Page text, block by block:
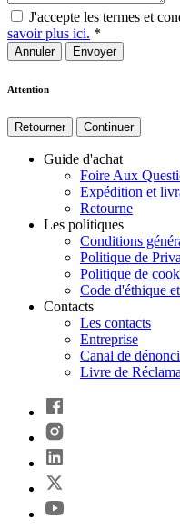
J'accepte les termes et
savoir plus ici. *
Annuler
Attention
Retourner Continuer
Guide d'achat
Foire Aux
Expédition et
Retourne
Les politiques
Conditions
Politique de
Politique de
Code d'éthique
Contacts
Les contacts
Entreprise
Canal de
Livre de